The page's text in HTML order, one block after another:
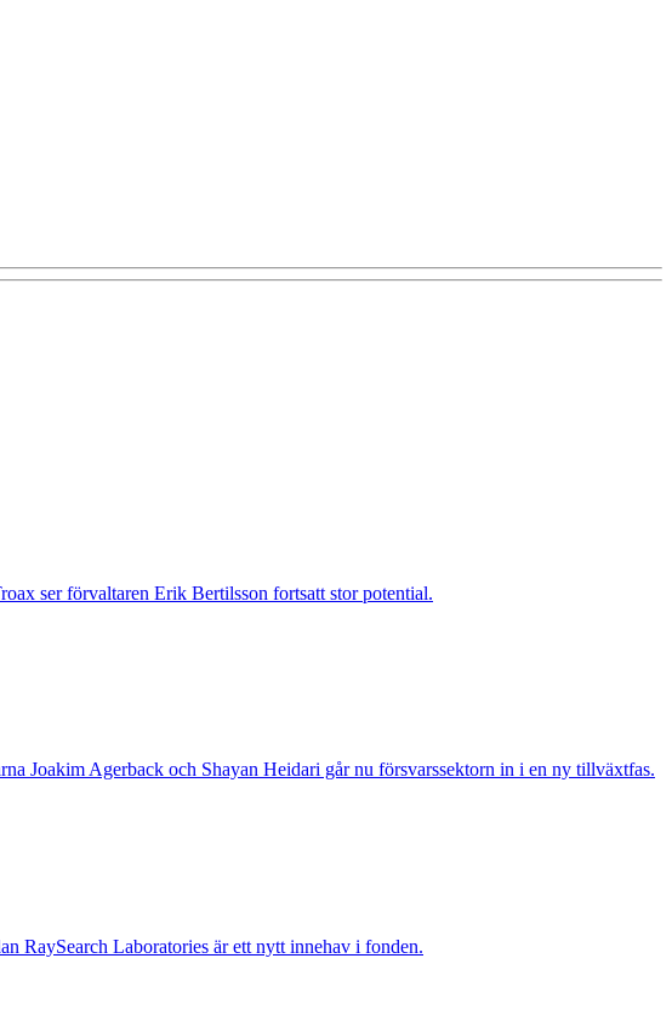
ser förvaltaren Erik Bertilsson fortsatt stor potential.
Joakim Agerback och Shayan Heidari går nu försvarssektorn in i en ny tillväxtfas.
RaySearch Laboratories är ett nytt innehav i fonden.